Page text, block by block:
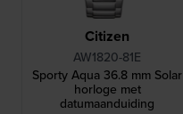
Citizen
AW1820-81E
Sporty Aqua 36.8 mm Solar
horloge met
datumaanduiding